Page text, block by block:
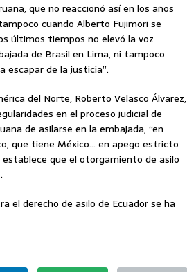
que no reaccionó así en los años
cuando Alberto Fujimori se
últimos tiempos no elevó la voz
de Brasil en Lima, ni tampoco
escapar de la justicia”.
del Norte, Roberto Velasco Álvarez,
en el proceso judicial de
de asilarse en la embajada, “en
que tiene México… en apego estricto
que el otorgamiento de asilo
el derecho de asilo de Ecuador se ha